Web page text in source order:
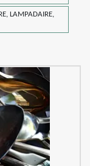
LAMPADAIRE,